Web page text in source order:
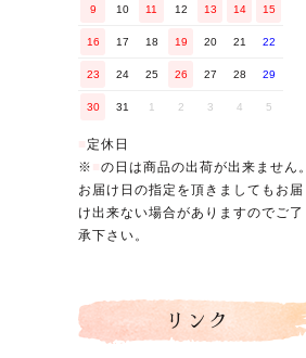
9 10 11 12 13 14 15
16 17 18 19 20 21 22
23 24 25 26 27 28 29
30 31 1 2 3 4 5
定休日
※
の日は商品の出荷が出来ません。
お届け日の指定を頂きましてもお届
け出来ない場合がありますのでご了
承下さい。
リンク